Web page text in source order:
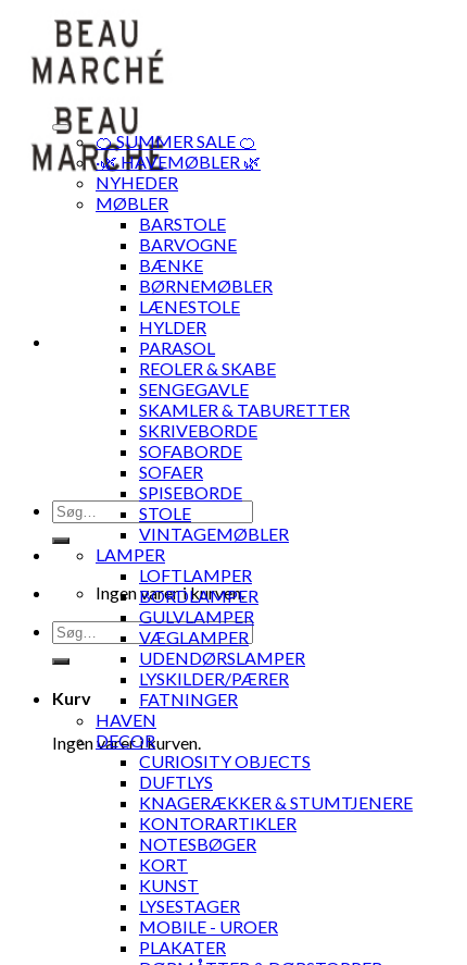
content
Søg
efter:
Ingen varer i kurven.
Søg
efter:
Kurv
Ingen varer i kurven.
🍊 SUMMER SALE 🍊
·🌿 HAVEMØBLER 🌿
NYHEDER
MØBLER
BARSTOLE
BARVOGNE
BÆNKE
BØRNEMØBLER
LÆNESTOLE
HYLDER
PARASOL
REOLER & SKABE
SENGEGAVLE
SKAMLER & TABURETTER
SKRIVEBORDE
SOFABORDE
SOFAER
SPISEBORDE
STOLE
VINTAGEMØBLER
LAMPER
LOFTLAMPER
BORDLAMPER
GULVLAMPER
VÆGLAMPER
UDENDØRSLAMPER
LYSKILDER/PÆRER
FATNINGER
HAVEN
DECOR
CURIOSITY OBJECTS
DUFTLYS
KNAGERÆKKER & STUMTJENERE
KONTORARTIKLER
NOTESBØGER
KORT
KUNST
LYSESTAGER
MOBILE - UROER
PLAKATER